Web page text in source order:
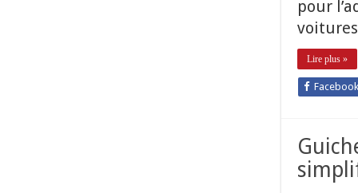
pour
Lire plus »
Facebook